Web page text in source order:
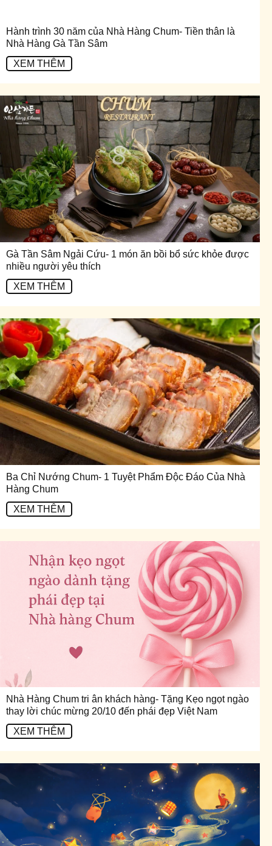
Hành trình 30 năm của Nhà Hàng Chum- Tiền thân là
Nhà Hàng Gà Tần Sâm
XEM THÊM
Gà Tần Sâm Ngải Cứu- 1 món ăn bồi bổ sức khỏe được
nhiều người yêu thích
XEM THÊM
Ba Chỉ Nướng Chum- 1 Tuyệt Phẩm Độc Đáo Của Nhà
Hàng Chum
XEM THÊM
Nhà Hàng Chum tri ân khách hàng- Tặng Kẹo ngọt ngào
thay lời chúc mừng 20/10 đến phái đẹp Việt Nam
XEM THÊM